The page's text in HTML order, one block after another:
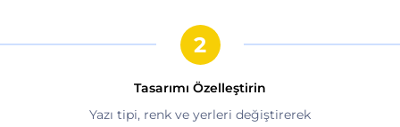
Tasarımı Özelleştirin
Yazı tipi, renk ve yerleri değiştirerek